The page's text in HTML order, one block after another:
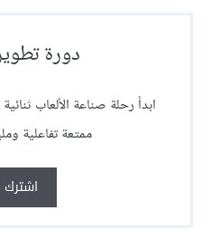
دورة
ابدأ رحلة صناعة الألعاب
ممتعة تفاعلية
اشترك